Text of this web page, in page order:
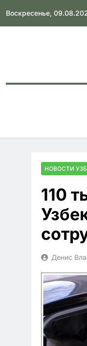
to
content
Воскресенье,
НОВОСТИ
110
Денис